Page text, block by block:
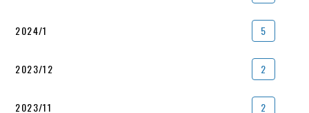
2024/1 5
2023/12 2
2023/11 2